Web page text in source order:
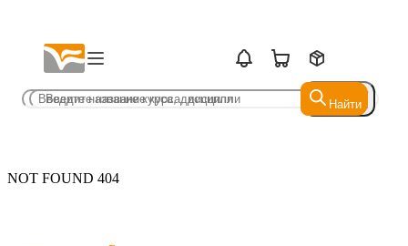
Найти
Найти
NOT FOUND 404